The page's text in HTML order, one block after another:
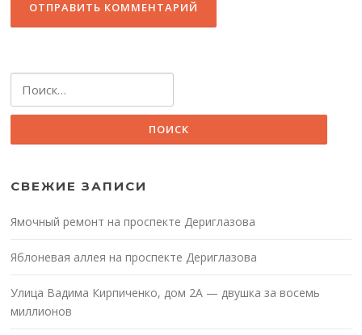
СВЕЖИЕ ЗАПИСИ
Ямочный ремонт на проспекте Дериглазова
Яблоневая аллея на проспекте Дериглазова
Улица Вадима Кирпиченко, дом 2А — двушка за восемь
миллионов